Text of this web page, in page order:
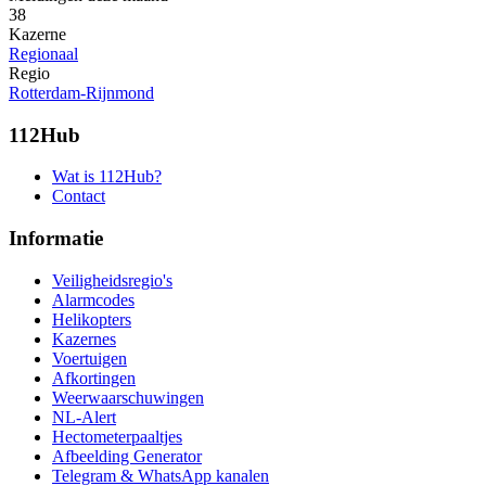
38
Kazerne
Regionaal
Regio
Rotterdam-Rijnmond
112Hub
Wat is 112Hub?
Contact
Informatie
Veiligheidsregio's
Alarmcodes
Helikopters
Kazernes
Voertuigen
Afkortingen
Weerwaarschuwingen
NL-Alert
Hectometerpaaltjes
Afbeelding Generator
Telegram & WhatsApp kanalen